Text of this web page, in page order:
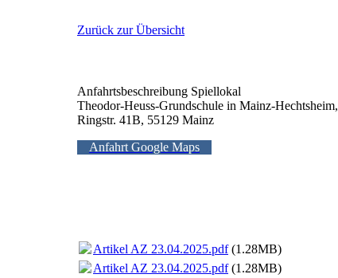
Zurück zur Übersicht
Anfahrtsbeschreibung Spiellokal
Theodor-Heuss-Grundschule in Mainz-Hechtsheim,
Ringstr. 41B, 55129 Mainz
Anfahrt Google Maps
Artikel AZ 23.04.2025.pdf(1.28MB)
Artikel AZ 23.04.2025.pdf(1.28MB)